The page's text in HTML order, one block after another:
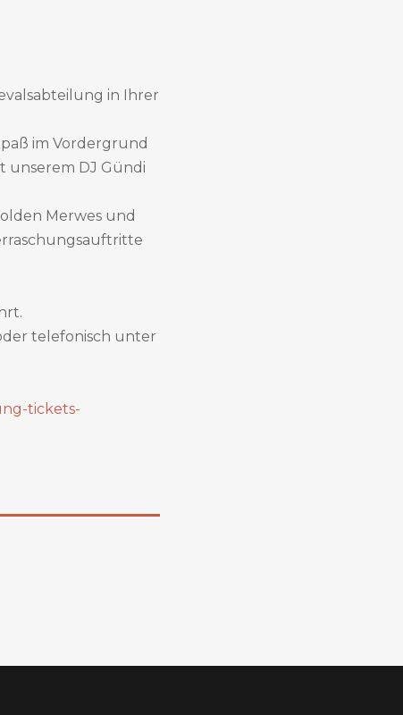
in Ihrer
im Vordergrund
unserem DJ Gündi
Merwes und
telefonisch unter
tickets-